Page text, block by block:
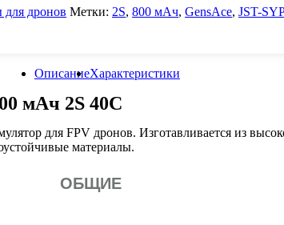
дронов Метки: 2S, 800 мАч, GensAce, JST-SYP
ОписаниеХарактеристики
мАч 2S 40C
для FPV дронов. Изготавливается из
материалы.
ОБЩИЕ